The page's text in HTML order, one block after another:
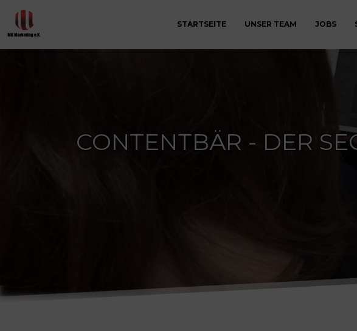
STARTSEITE UNSER TEAM JOBS
CONTENTBÄR - DER